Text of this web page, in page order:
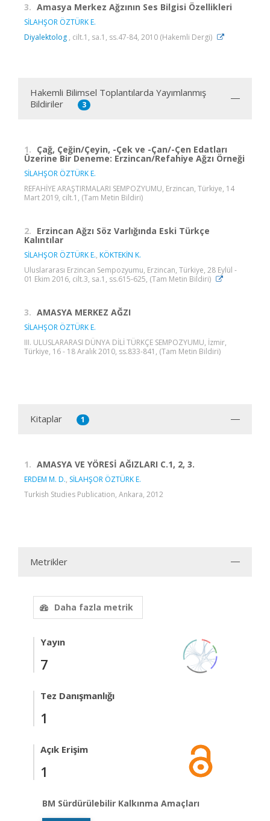
3. Amasya Merkez Ağzının Ses Bilgisi Özellikleri
SİLAHŞOR ÖZTÜRK E.
Diyalektolog , cilt.1, sa.1, ss.47-84, 2010 (Hakemli Dergi)
Hakemli Bilimsel Toplantılarda Yayımlanmış
Bildiriler
3
1. Çağ, Çeğin/Çeyin, -Çek ve -Çan/-Çen Edatları
Üzerine Bir Deneme: Erzincan/Refahiye Ağzı Örneği
SİLAHŞOR ÖZTÜRK E.
REFAHİYE ARAŞTIRMALARI SEMPOZYUMU, Erzincan, Türkiye, 14
Mart 2019, cilt.1, (Tam Metin Bildiri)
2. Erzincan Ağzı Söz Varlığında Eski Türkçe
Kalıntılar
SİLAHŞOR ÖZTÜRK E., KÖKTEKİN K.
Uluslararası Erzincan Sempozyumu, Erzincan, Türkiye, 28 Eylül -
01 Ekim 2016, cilt.3, sa.1, ss.615-625, (Tam Metin Bildiri)
3. AMASYA MERKEZ AĞZI
SİLAHŞOR ÖZTÜRK E.
III. ULUSLARARASI DÜNYA DİLİ TÜRKÇE SEMPOZYUMU, İzmir,
Türkiye, 16 - 18 Aralık 2010, ss.833-841, (Tam Metin Bildiri)
Kitaplar 1
1. AMASYA VE YÖRESİ AĞIZLARI C.1, 2, 3.
ERDEM M. D., SİLAHŞOR ÖZTÜRK E.
Turkish Studies Publication, Ankara, 2012
Metrikler
Daha fazla metrik
Yayın
7
Tez Danışmanlığı
1
Açık Erişim
1
BM Sürdürülebilir Kalkınma Amaçları